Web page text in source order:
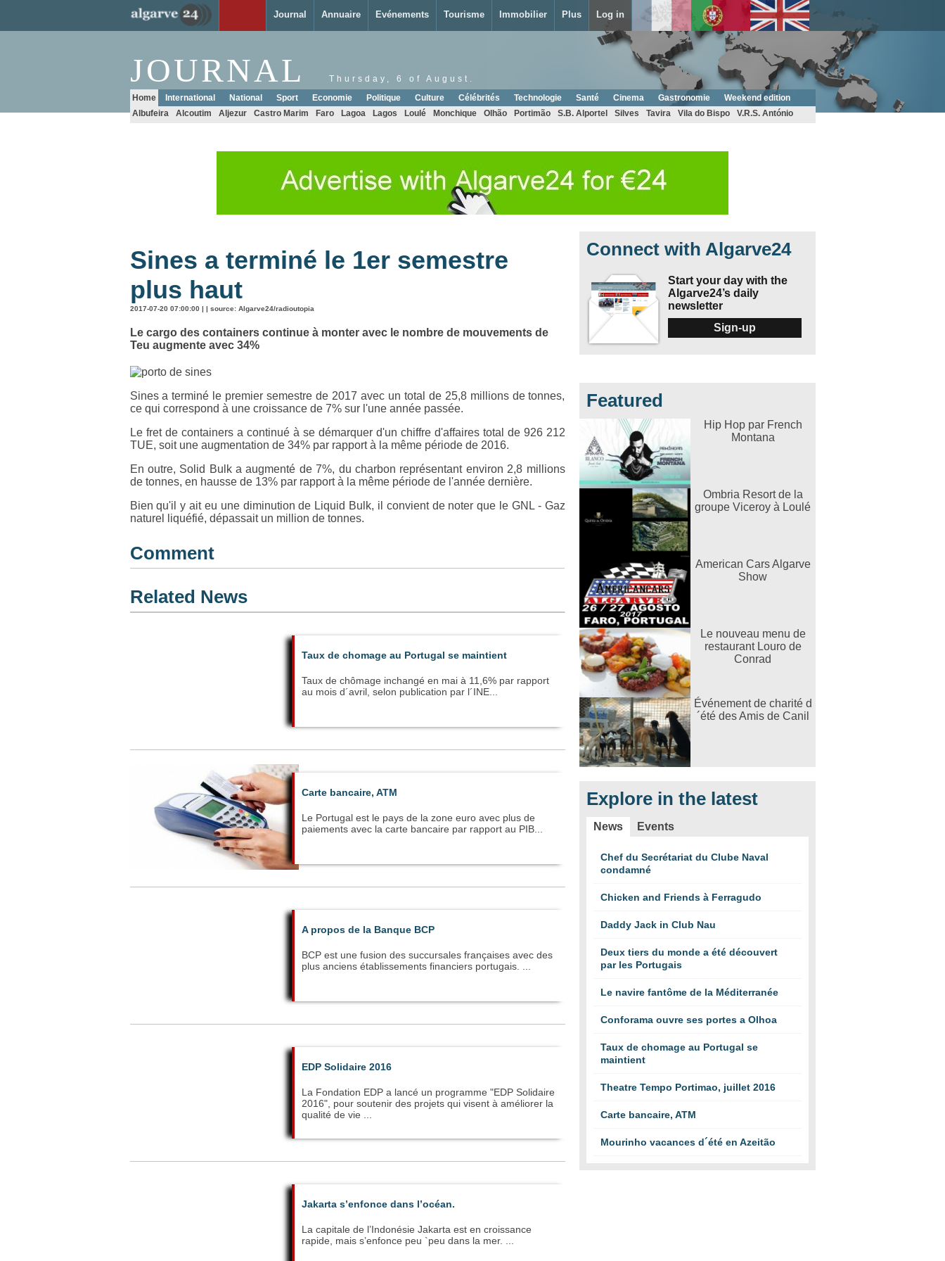
Journal Annuaire Evénements Tourisme Immobilier Plus Log in
JOURNAL
Thursday, 6 of August.
Home
International National Sport Economie Politique Culture Célébrités Technologie Santé Cinema Gastronomie
Weekend edition
Albufeira
Alcoutim Aljezur Castro Marim Faro Lagoa Lagos Loulé Monchique Olhão Portimão S.B. Alportel Silves Tavira Vila do Bispo V.R.S. António
Sines a terminé le 1er semestre
plus haut
2017-07-20 07:00:00 | | source: Algarve24/radioutopia
Le cargo des containers continue à monter avec le nombre de mouvements de
Teu augmente avec 34%
Sines a terminé le premier semestre de 2017 avec un total de 25,8 millions de tonnes,
ce qui correspond à une croissance de 7% sur l'une année passée.
Le fret de containers a continué à se démarquer d'un chiffre d'affaires total de 926 212
TUE, soit une augmentation de 34% par rapport à la même période de 2016.
En outre, Solid Bulk a augmenté de 7%, du charbon représentant environ 2,8 millions
de tonnes, en hausse de 13% par rapport à la même période de l'année dernière.
Bien qu'il y ait eu une diminution de Liquid Bulk, il convient de noter que le GNL - Gaz
naturel liquéfié, dépassait un million de tonnes.
Comment
Related News
Taux de chomage au Portugal se maintient
Taux de chômage inchangé en mai à 11,6% par rapport
au mois d´avril, selon publication par l´INE...
Carte bancaire, ATM
Le Portugal est le pays de la zone euro avec plus de
paiements avec la carte bancaire par rapport au PIB...
A propos de la Banque BCP
BCP est une fusion des succursales françaises avec des
plus anciens établissements financiers portugais. ...
EDP Solidaire 2016
La Fondation EDP a lancé un programme "EDP Solidaire
2016", pour soutenir des projets qui visent à améliorer la
qualité de vie ...
Jakarta s’enfonce dans l’océan.
La capitale de l’Indonésie Jakarta est en croissance
rapide, mais s’enfonce peu `peu dans la mer. ...
Connect with Algarve24
Start your day with the
Algarve24’s daily
newsletter
Sign-up
Featured
Hip Hop par French
Montana
Ombria Resort de la
groupe Viceroy à Loulé
American Cars Algarve
Show
Le nouveau menu de
restaurant Louro de
Conrad
Événement de charité d
´été des Amis de Canil
Explore in the latest
News Events
Chef du Secrétariat du Clube Naval
condamné
Chicken and Friends à Ferragudo
Daddy Jack in Club Nau
Deux tiers du monde a été découvert
par les Portugais
Le navire fantôme de la Méditerranée
Conforama ouvre ses portes a Olhoa
Taux de chomage au Portugal se
maintient
Theatre Tempo Portimao, juillet 2016
Carte bancaire, ATM
Mourinho vacances d´été en Azeitão